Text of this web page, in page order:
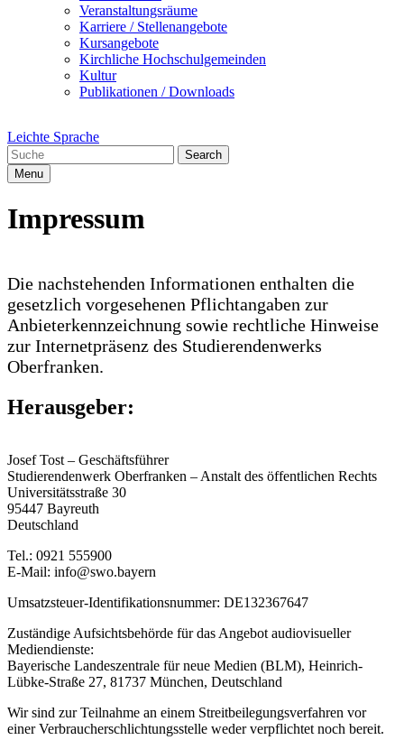
Veranstaltungsräume
Karriere / Stellenangebote
Kursangebote
Kirchliche Hochschulgemeinden
Kultur
Publikationen / Downloads
Leichte Sprache
Search
Menu
Impressum
Die nachstehenden Informationen enthalten die
gesetzlich vorgesehenen Pflichtangaben zur
Anbieterkennzeichnung sowie rechtliche Hinweise
zur Internetpräsenz des Studierendenwerks
Oberfranken.
Herausgeber:
Josef Tost – Geschäftsführer
Studierendenwerk Oberfranken – Anstalt des öffentlichen Rechts
Universitätsstraße 30
95447 Bayreuth
Deutschland
Tel.: 0921 555900
E-Mail: info@swo.bayern
Umsatzsteuer-Identifikationsnummer: DE132367647
Zuständige Aufsichtsbehörde für das Angebot audiovisueller
Mediendienste:
Bayerische Landeszentrale für neue Medien (BLM), Heinrich-
Lübke-Straße 27, 81737 München, Deutschland
Wir sind zur Teilnahme an einem Streitbeilegungsverfahren vor
einer Verbraucherschlichtungsstelle weder verpflichtet noch bereit.